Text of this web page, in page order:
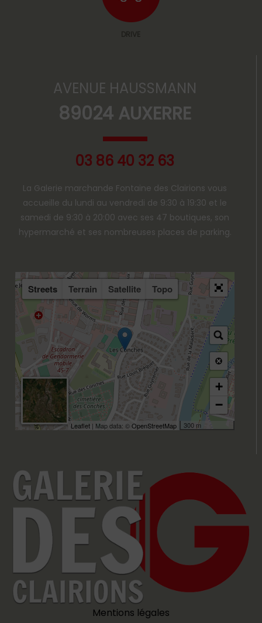
AVENUE HAUSSMANN
89024 AUXERRE
03 86 40 32 63
La Galerie marchande Fontaine des Clairions vous
accueille du lundi au vendredi de 9:30 à 19:30 et le
samedi de 9:30 à 20:00 avec ses 47 boutiques, son
hypermarché et ses nombreuses places de parking.
Streets Terrain Satellite Topo
+
−
300 m
Leaflet | Map data: ©OpenStreetMap
Mentions légales